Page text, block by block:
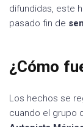
difundidas, este
pasado fin de
¿Cómo
Los hechos se
cuando el grupo